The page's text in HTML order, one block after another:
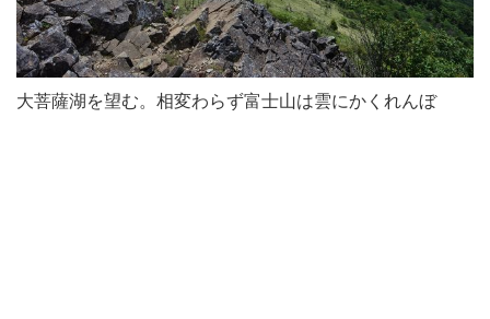
大菩薩湖を望む。相変わらず富士山は雲にかくれんぼ